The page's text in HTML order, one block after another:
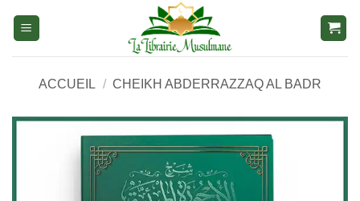
ACCUEIL / CHEIKH ABDERRAZZAQ AL BADR